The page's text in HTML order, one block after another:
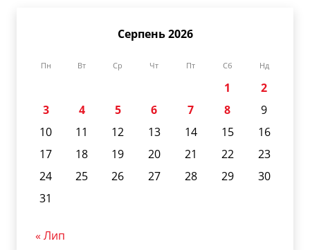
Серпень 2026
Пн Вт Ср Чт Пт Сб Нд
1
2
3
4 5 6 7 8
9
10
11 12 13 14 15
16
17
18 19 20 21 22
23
24
25 26 27 28 29
30
31
« Лип